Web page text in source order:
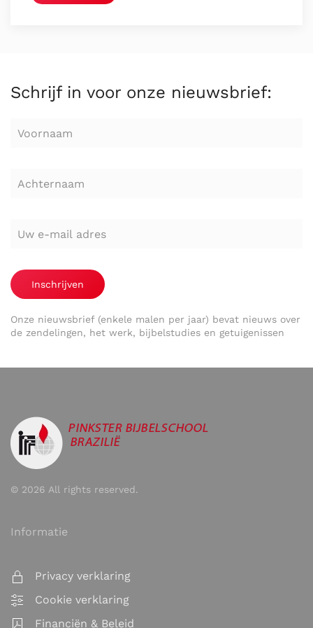
Schrijf in voor onze nieuwsbrief:
Inschrijven
Onze nieuwsbrief (enkele malen per jaar) bevat nieuws over
de zendelingen, het werk, bijbelstudies en getuigenissen
© 2026 All rights reserved.
Informatie
Privacy verklaring
Cookie verklaring
Financiën & Beleid